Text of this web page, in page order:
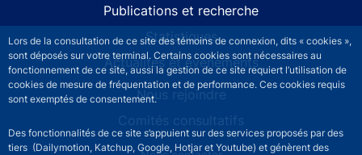
Lors de la consultation de ce site des témoins de connexion, dits « cookies »,
sont déposés sur votre terminal. Certains cookies sont nécessaires au
fonctionnement de ce site, aussi la gestion de ce site requiert l’utilisation de
cookies de mesure de fréquentation et de performance. Ces cookies requis
sont exemptés de consentement.
Des fonctionnalités de ce site s’appuient sur des services proposés par des
tiers (Dailymotion, Katchup, Google, Hotjar et Youtube) et génèrent des
Publications et recherche
Statistiques
Actualités et événements
Nous rejoindre
Comités consultatifs